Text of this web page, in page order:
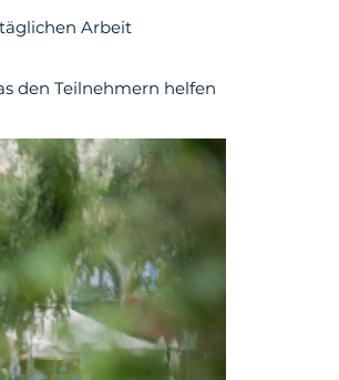
Arbeit
den Teilnehmern helfen